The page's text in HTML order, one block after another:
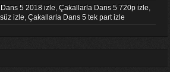
5 2018 izle, Çakallarla Dans 5 720p izle,
izle, Çakallarla Dans 5 tek part izle